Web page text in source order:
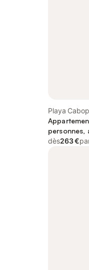
Playa
personnes,
familles
dès263 €